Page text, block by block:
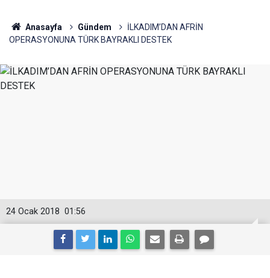
Anasayfa Gündem
İLKADIM’DAN AFRİN
OPERASYONUNA TÜRK BAYRAKLI DESTEK
01:56
24 Ocak 2018